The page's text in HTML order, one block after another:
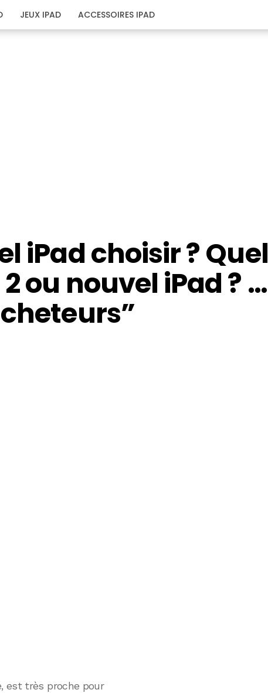
JEUX IPAD ACCESSOIRES IPAD
iPad choisir ? Quel
ou nouvel iPad ? …
est très proche pour